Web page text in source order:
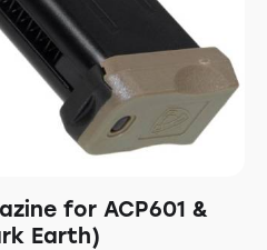
for ACP601 &
Earth)